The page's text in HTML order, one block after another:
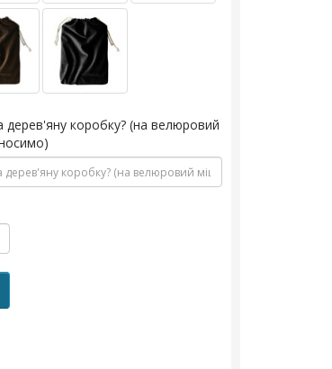
дерев'яну коробку? (на велюровий